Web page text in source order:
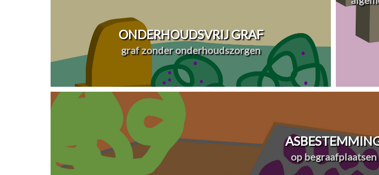
ONDERHOUDSVRIJ GRAF
graf zonder onderhoudszorgen
op begraafplaatsen